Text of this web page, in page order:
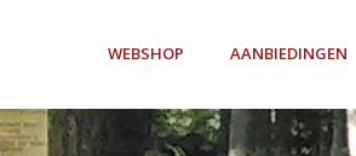
WEBSHOP AANBIEDINGEN